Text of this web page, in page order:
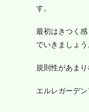
す。
最初はきつく
でいきましょう
規則性があま
エルレガーデ